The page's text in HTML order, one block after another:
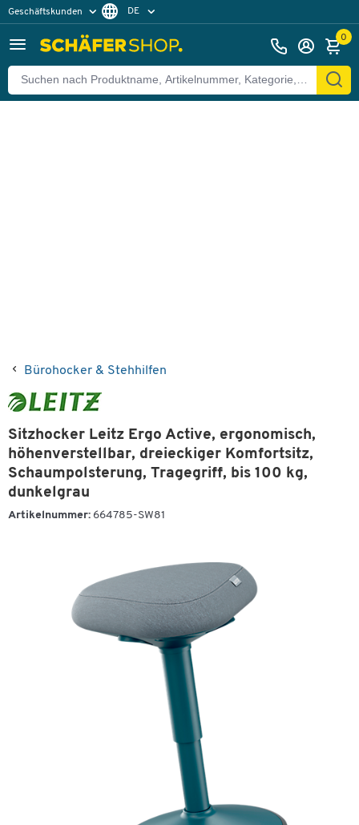
Geschäftskunden DE
0
Bürohocker & Stehhilfen
Sitzhocker Leitz Ergo Active, ergonomisch,
höhenverstellbar, dreieckiger Komfortsitz,
Schaumpolsterung, Tragegriff, bis 100 kg,
dunkelgrau
Artikelnummer: 664785-SW81
Zurück